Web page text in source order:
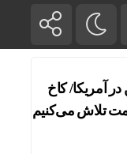
در آمریکا/ کاخ
تلاش می‌کنیم